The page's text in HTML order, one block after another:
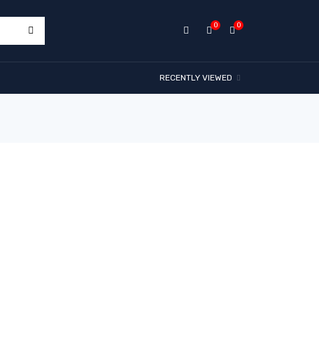
0
0
RECENTLY VIEWED